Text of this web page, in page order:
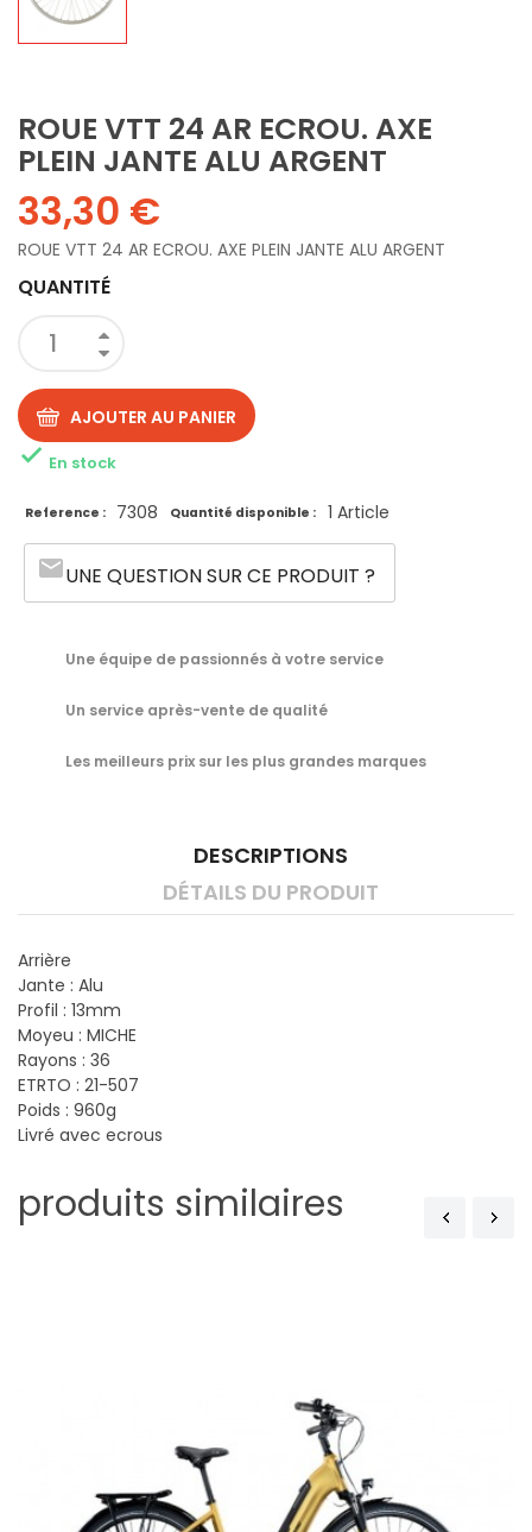
ROUE VTT 24 AR ECROU. AXE
PLEIN JANTE ALU ARGENT
33,30 €
ROUE VTT 24 AR ECROU. AXE PLEIN JANTE ALU ARGENT
QUANTITÉ
AJOUTER AU PANIER
 En stock
Reference : 7308 Quantité disponible : 1 Article
emailUNE QUESTION SUR CE PRODUIT ?
Une équipe de passionnés à votre service
Un service après-vente de qualité
Les meilleurs prix sur les plus grandes marques
DESCRIPTIONS
DÉTAILS DU PRODUIT
Arrière
Jante : Alu
Profil : 13mm
Moyeu : MICHE
Rayons : 36
ETRTO : 21-507
Poids : 960g
Livré avec ecrous
produits similaires